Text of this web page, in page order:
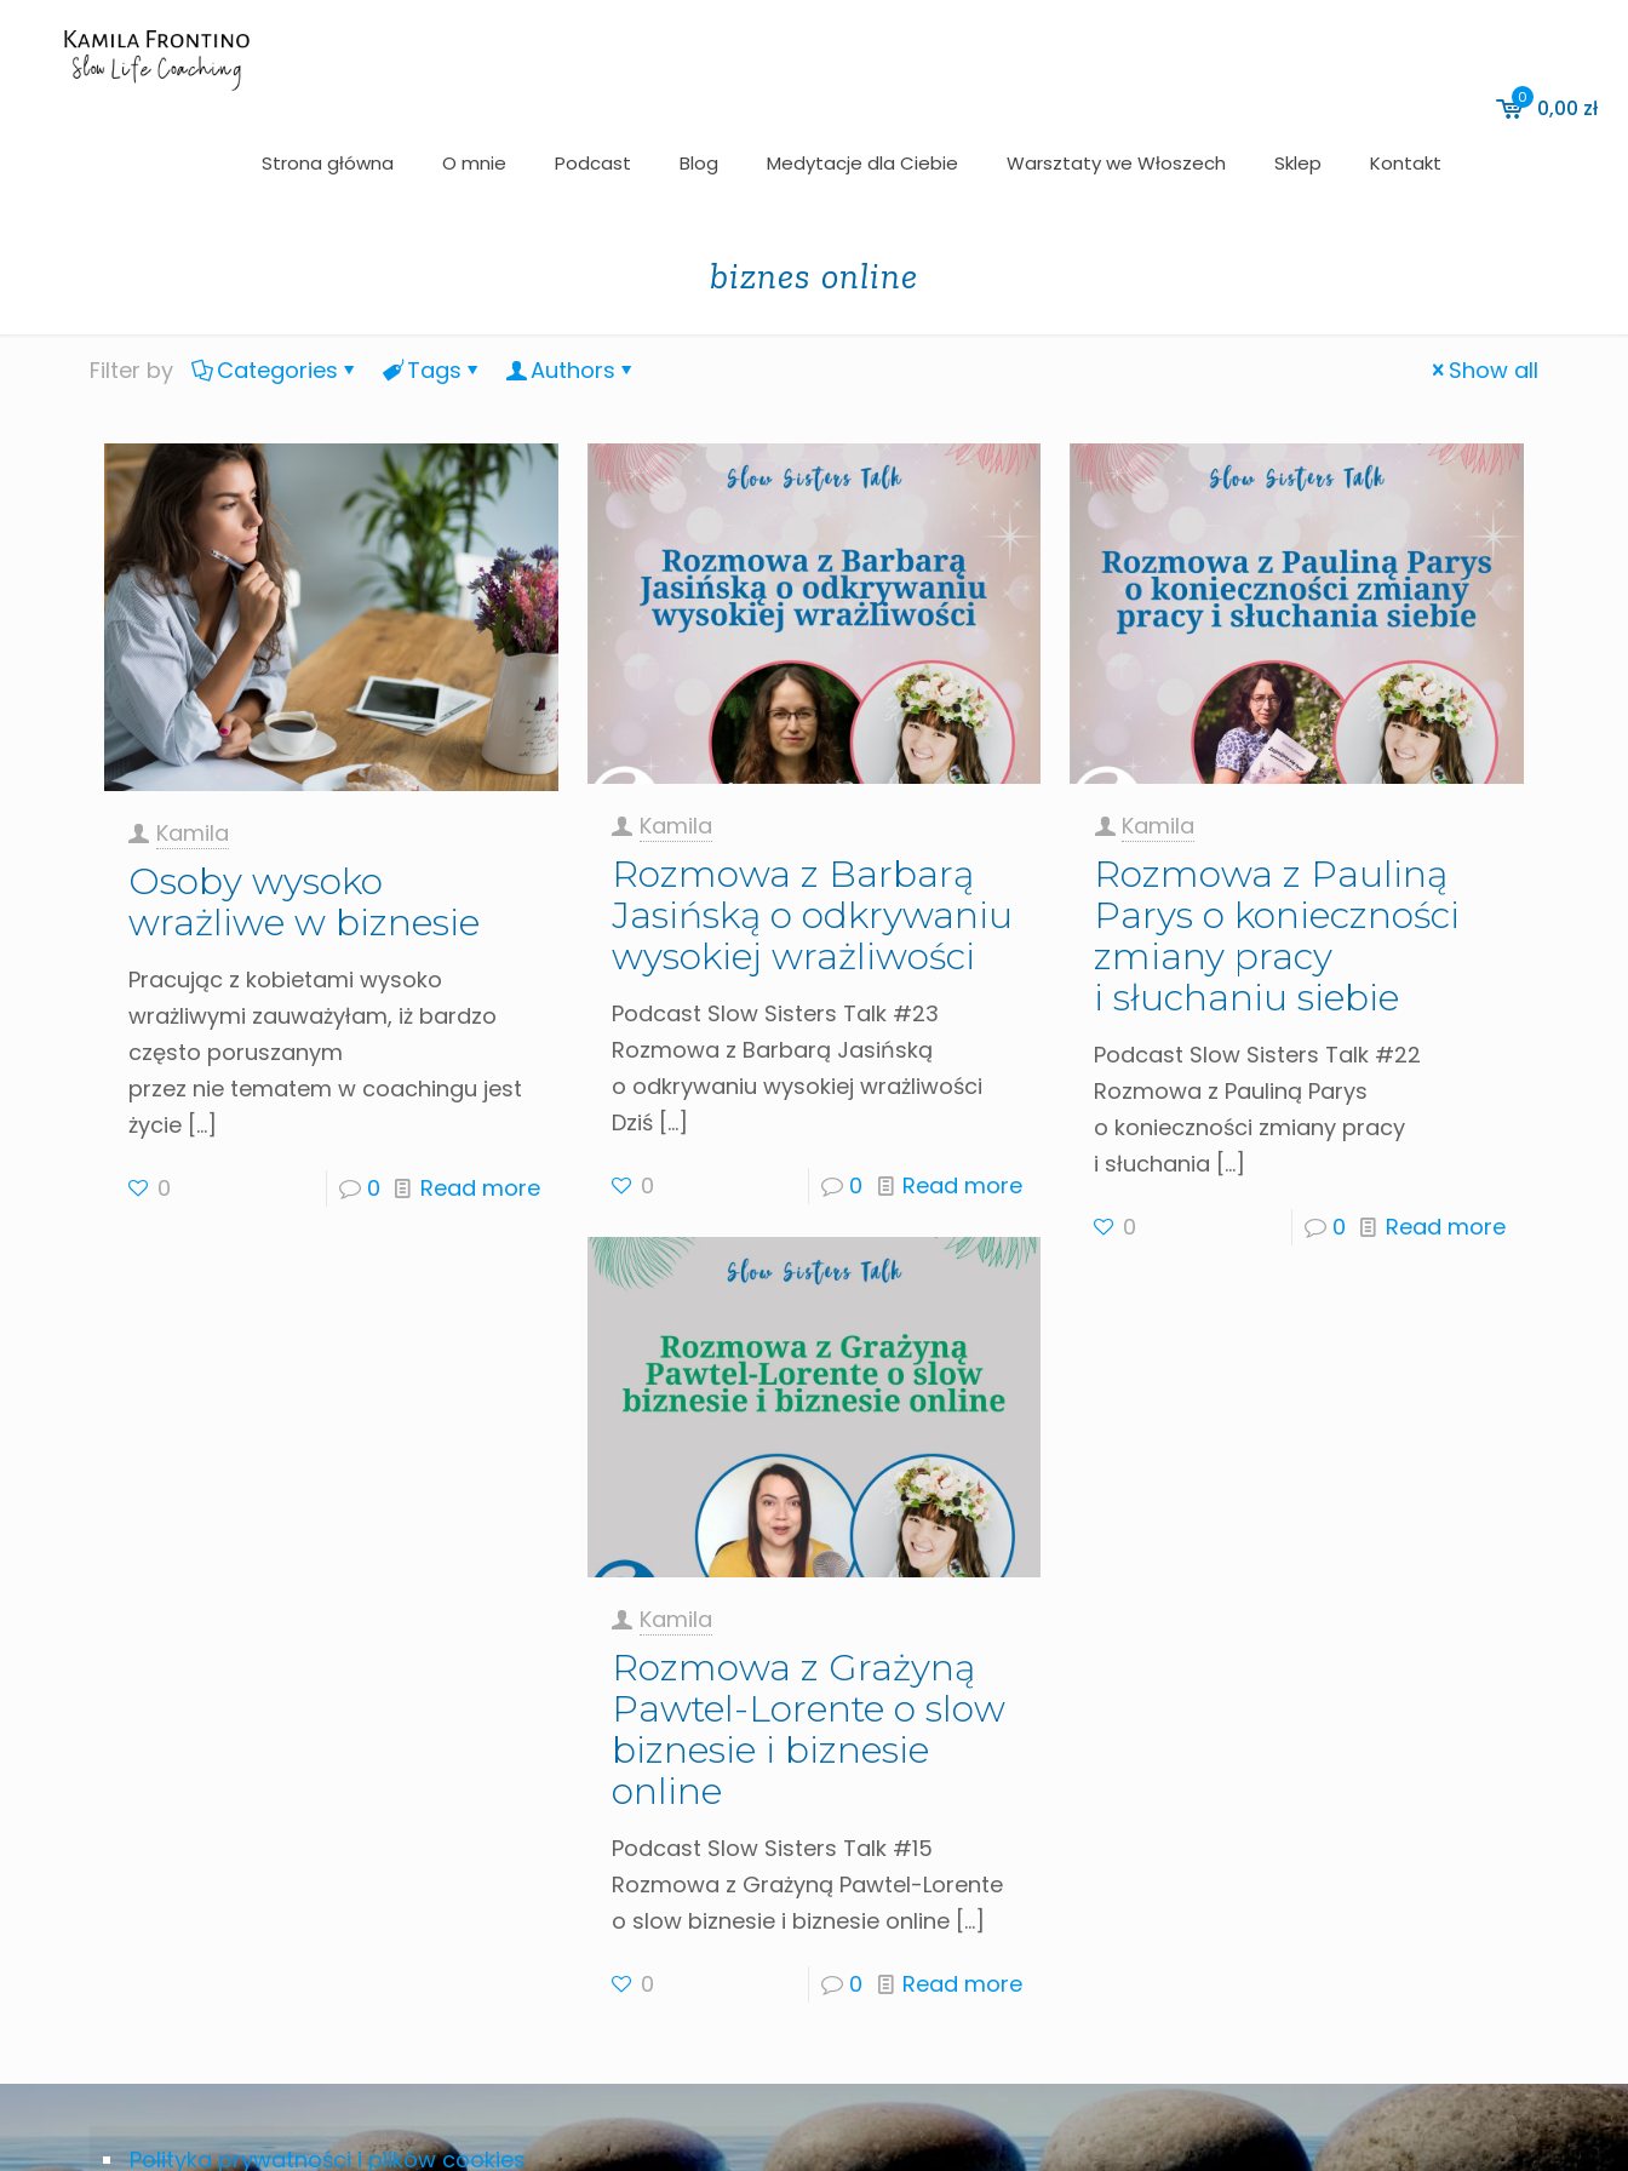
Strona główna O mnie Podcast Blog Medytacje dla Ciebie Warsztaty we Włoszech Sklep Kontakt
0 0,00 zł
biznes online
Filter by Categories Tags Authors Show all
Kamila
Osoby wysoko
wrażliwe w biznesie
Pracując z kobietami wysoko
wrażliwymi zauważyłam, iż bardzo
często poruszanym
przez nie tematem w coachingu jest
życie[…]
0 0 Read more
Kamila
Rozmowa z Barbarą
Jasińską o odkrywaniu
wysokiej wrażliwości
Podcast Slow Sisters Talk #23
Rozmowa z Barbarą Jasińską
o odkrywaniu wysokiej wrażliwości
Dziś[…]
0 0 Read more
Kamila
Rozmowa z Pauliną
Parys o konieczności
zmiany pracy
i słuchaniu siebie
Podcast Slow Sisters Talk #22
Rozmowa z Pauliną Parys
o konieczności zmiany pracy
i słuchania […]
0 0 Read more
Kamila
Rozmowa z Grażyną
Pawtel-Lorente o slow
biznesie i biznesie
online
Podcast Slow Sisters Talk #15
Rozmowa z Grażyną Pawtel-Lorente
o slow biznesie i biznesie online[…]
0 0 Read more
Polityka prywatności i plików cookies